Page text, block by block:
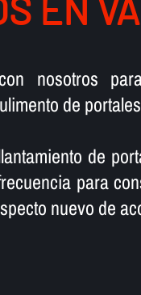
EN
nosotros
de
de
para
nuevo de